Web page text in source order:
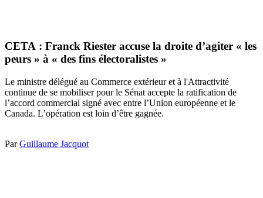
CETA : Franck Riester accuse la droite d’agiter « les
peurs » à « des fins électoralistes »
Le ministre délégué au Commerce extérieur et à l'Attractivité
continue de se mobiliser pour le Sénat accepte la ratification de
l’accord commercial signé avec entre l’Union européenne et le
Canada. L’opération est loin d’être gagnée.
ParGuillaume Jacquot